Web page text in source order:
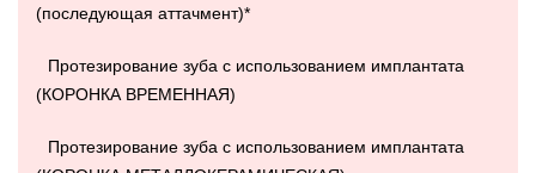
(последующая аттачмент)*
Протезирование зуба с использованием имплантата
(КОРОНКА ВРЕМЕННАЯ)
Протезирование зуба с использованием имплантата